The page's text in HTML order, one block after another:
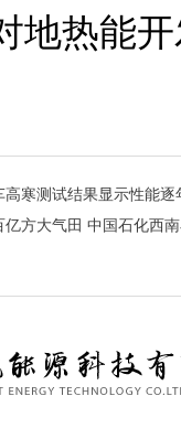
地热能
寒测试结果显示性能逐
方大气田 中国石化西